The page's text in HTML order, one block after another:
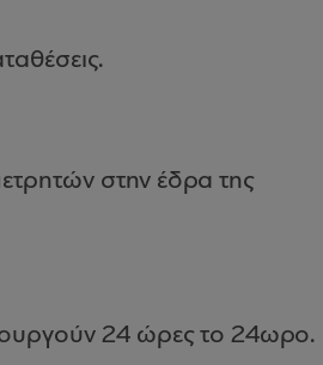
στην έδρα της
24 ώρες το 24ωρο.